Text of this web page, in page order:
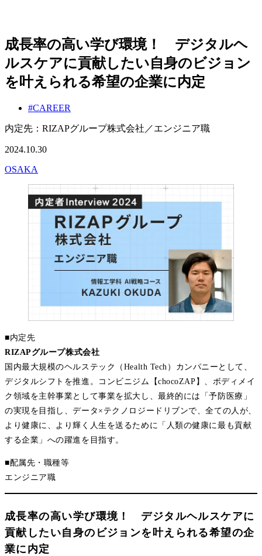
成長率の高い学び環境！ デジタルヘ
ルスケアに貢献したい自身のビジョン
を叶えられる希望の企業に内定
#CAREER
内定先：RIZAPグループ株式会社／エンジニア職
2024.10.30
OSAKA
■内定先
RIZAPグループ株式会社
国内最大規模のヘルステック（Health Tech）カンパニーとして、
デジタルシフトを推進。コンビニジム【chocoZAP】、ボディメイ
ク領域を主幹事業として事業を拡大し、最終的には「予防医療」
の実現を目指し、データ×テクノロジードリブンで、全ての人が、
より健康に、より輝く人生を送るために「人類の健康に最も貢献
する企業」への躍進を目指す。
■配属先・職種等
エンジニア職
成長率の高い学び環境！ デジタルヘルスケアに
貢献したい自身のビジョンを叶えられる希望の企
業に内定